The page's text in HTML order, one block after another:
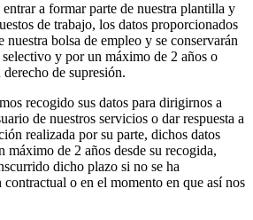
a formar parte de nuestra plantilla y
de trabajo, los datos proporcionados
nuestra bolsa de empleo y se conservarán
y por un máximo de 2 años o
derecho de supresión.
recogido sus datos para dirigirnos a
de nuestros servicios o dar respuesta a
realizada por su parte, dichos datos
máximo de 2 años desde su recogida,
dicho plazo si no se ha
o en el momento en que así nos